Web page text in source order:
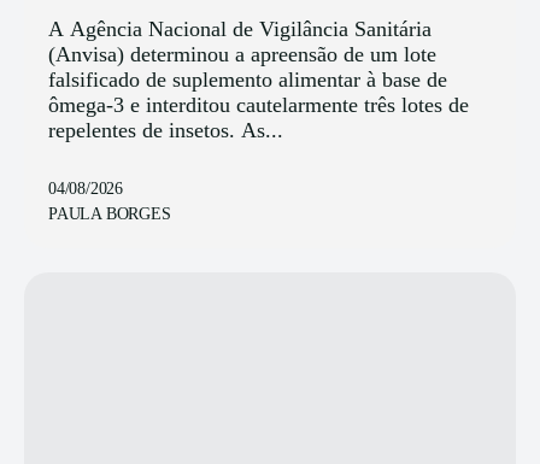
A Agência Nacional de Vigilância Sanitária
(Anvisa) determinou a apreensão de um lote
falsificado de suplemento alimentar à base de
ômega-3 e interditou cautelarmente três lotes de
repelentes de insetos. As...
04/08/2026
PAULA BORGES